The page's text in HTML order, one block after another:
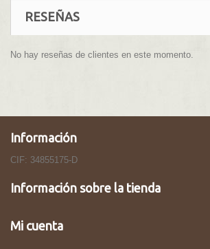
RESEÑAS
No hay reseñas de clientes en este momento.
Información
CIF: 34855175-D
Información sobre la tienda
Mi cuenta